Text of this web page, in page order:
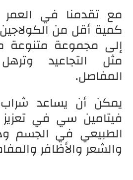
مع تقدمنا في العمر
كمية أقل من
إلى مجموعة متنوعة
مثل التجاعيد
المفاصل.
يمكن أن يساعد شراب
فيتامين سي في تعزيز
الطبيعي في الجسم
والشعر والأظافر